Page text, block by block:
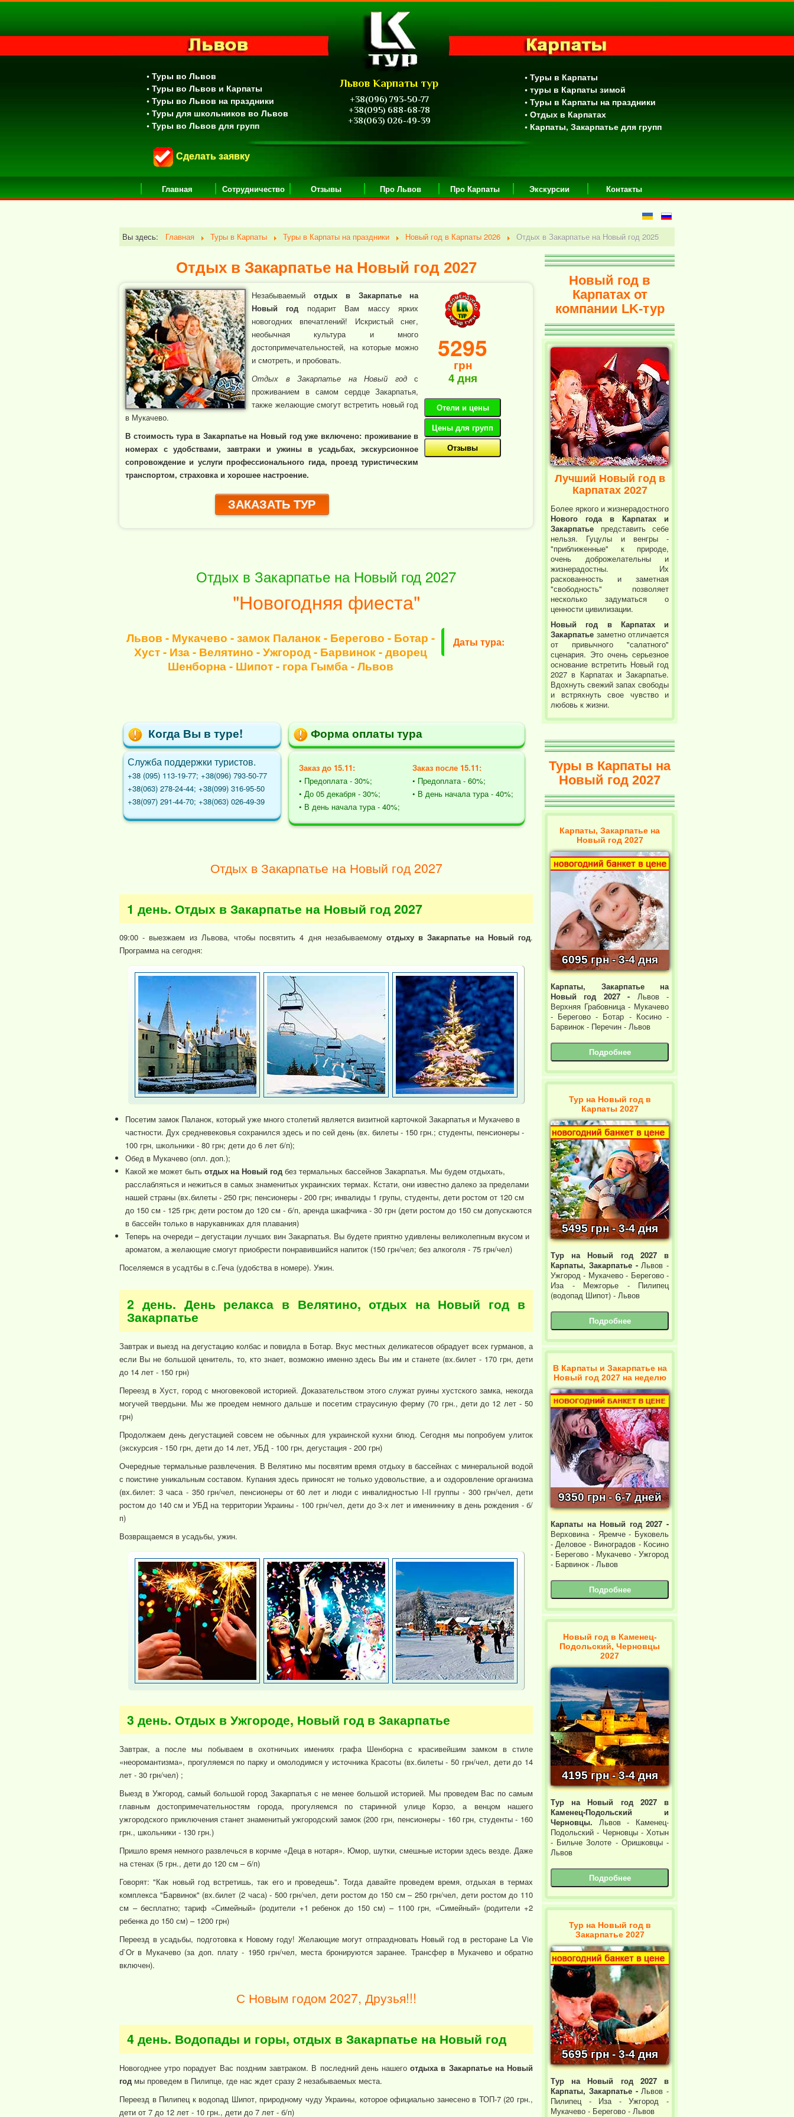
• Туры во Львов
• Туры во Львов и Карпаты
• Туры во Львов на праздники
• Туры для школьников во Львов
• Туры во Львов для групп
Львов Карпаты тур
+38(096) 793-50-77
+38(095) 688-68-78
+38(063) 026-49-39
• Туры в Карпаты
• туры в Карпаты зимой
• Туры в Карпаты на праздники
• Отдых в Карпатах
• Карпаты, Закарпатье для групп
Сделать заявку
Главная Сотрудничество Отзывы Про Львов Про Карпаты Экскурсии Контакты
Вы здесь: Главная Туры в Карпаты Туры в Карпаты на праздники Новый год в Карпаты 2026 Отдых в Закарпатье на Новый год 2025
Отдых в Закарпатье на Новый год 2027
Незабываемый отдых в Закарпатье на
Новый год подарит Вам массу ярких
новогодних впечатлений! Искристый снег,
необычная культура и много
достопримечательностей, на которые можно
и смотреть, и пробовать.
Отдых в Закарпатье на Новый годс
проживанием в самом сердце Закарпатья,
также желающие смогут встретить новый год
в Мукачево.
В стоимость тура в Закарпатье на Новый год уже включено: проживание в
номерах с удобствами, завтраки и ужины в усадьбах, экскурсионное
сопровождение и услуги профессионального гида, проезд туристическим
транспортом, страховка и хорошее настроение.
ЗАКАЗАТЬ ТУР
5295
грн
4 дня
Отели и цены
Цены для групп
Отзывы
Отдых в Закарпатье на Новый год 2027
"Новогодняя фиеста"
Даты тура:
Львов - Мукачево - замок Паланок - Берегово - Ботар -
Хуст - Иза - Велятино - Ужгород - Барвинок - дворец
Шенборна - Шипот - гора Гымба - Львов
Когда Вы в туре!
Служба поддержки туристов.
+38 (095) 113-19-77; +38(096) 793-50-77
+38(063) 278-24-44; +38(099) 316-95-50
+38(097) 291-44-70; +38(063) 026-49-39
Форма оплаты тура
Заказ до 15.11:
• Предоплата - 30%;
• До 05 декабря - 30%;
• В день начала тура - 40%;
Заказ после 15.11:
• Предоплата - 60%;
• В день начала тура - 40%;
Отдых в Закарпатье на Новый год 2027
1 день. Отдых в Закарпатье на Новый год 2027
09:00 - выезжаем из Львова, чтобы посвятить 4 дня незабываемому отдыху в Закарпатье на Новый год.
Программа на сегодня:
Посетим замок Паланок, который уже много столетий является визитной карточкой Закарпатья и Мукачево в
частности. Дух средневековья сохранился здесь и по сей день (вх. билеты - 150 грн.; студенты, пенсионеры -
100 грн, школьники - 80 грн; дети до 6 лет б/п);
Обед в Мукачево (опл. доп.);
Какой же может быть отдых на Новый год без термальных бассейнов Закарпатья. Мы будем отдыхать,
расслабляться и нежиться в самых знаменитых украинских термах. Кстати, они известно далеко за пределами
нашей страны (вх.билеты - 250 грн; пенсионеры - 200 грн; инвалиды 1 групы, студенты, дети ростом от 120 см
до 150 см - 125 грн; дети ростом до 120 см - б/п, аренда шкафчика - 30 грн (дети ростом до 150 см допускаются
в бассейн только в нарукавниках для плавания)
Теперь на очереди – дегустации лучших вин Закарпатья. Вы будете приятно удивлены великолепным вкусом и
ароматом, а желающие смогут приобрести понравившийся напиток (150 грн/чел; без алкоголя - 75 грн/чел)
Поселяемся в усадтбы в с.Геча (удобства в номере). Ужин.
2 день. День релакса в Велятино, отдых на Новый год в
Закарпатье
Завтрак и выезд на дегустацию колбас и повидла в Ботар. Вкус местных деликатесов обрадует всех гурманов, а
если Вы не большой ценитель, то, кто знает, возможно именно здесь Вы им и станете (вх.билет - 170 грн, дети
до 14 лет - 150 грн)
Переезд в Хуст, город с многовековой историей. Доказательством этого служат руины хустского замка, некогда
могучей твердыни. Мы же проедем немного дальше и посетим страусиную ферму (70 грн., дети до 12 лет - 50
грн)
Продолжаем день дегустацией совсем не обычных для украинской кухни блюд. Сегодня мы попробуем улиток
(экскурсия - 150 грн, дети до 14 лет, УБД - 100 грн, дегустация - 200 грн)
Очередные термальные развлечения. В Велятино мы посвятим время отдыху в бассейнах с минеральной водой
с поистине уникальным составом. Купания здесь приносят не только удовольствие, а и оздоровление организма
(вх.билет: 3 часа - 350 грн/чел, пенсионеры от 60 лет и люди с инвалидностью I-II группы - 300 грн/чел, дети
ростом до 140 см и УБД на территории Украины - 100 грн/чел, дети до 3-х лет и имениннику в день рождения - б/
п)
Возвращаемся в усадьбы, ужин.
3 день. Отдых в Ужгороде, Новый год в Закарпатье
Завтрак, а после мы побываем в охотничьих имениях графа Шенборна с красивейшим замком в стиле
«неоромантизма», прогуляемся по парку и омолодимся у источника Красоты (вх.билеты - 50 грн/чел, дети до 14
лет - 30 грн/чел) ;
Выезд в Ужгород, самый большой город Закарпатья с не менее большой историей. Мы проведем Вас по самым
главным достопримечательностям города, прогуляемся по старинной улице Корзо, а венцом нашего
ужгородского приключения станет знаменитый ужгородский замок (200 грн, пенсионеры - 160 грн, студенты - 160
грн., школьники - 130 грн.)
Пришло время немного развлечься в корчме «Деца в нотаря». Юмор, шутки, смешные истории здесь везде. Даже
на стенах (5 грн., дети до 120 см – б/п)
Говорят: "Как новый год встретишь, так его и проведешь". Тогда давайте проведем время, отдыхая в термах
комплекса "Барвинок" (вх.билет (2 часа) - 500 грн/чел, дети ростом до 150 см – 250 грн/чел, дети ростом до 110
см – бесплатно; тариф «Симейный» (родители +1 ребенок до 150 см) – 1100 грн, «Симейный» (родители +2
ребенка до 150 см) – 1200 грн)
Переезд в усадьбы, подготовка к Новому году! Желающие могут отпраздновать Новый год в ресторане La Vie
d`Or в Мукачево (за доп. плату - 1950 грн/чел, места бронируются заранее. Трансфер в Мукачево и обратно
включен).
С Новым годом 2027, Друзья!!!
4 день. Водопады и горы, отдых в Закарпатье на Новый год
Новогоднее утро порадует Вас поздним завтраком. В последний день нашегоотдыха в Закарпатье на Новый
год мы проведем в Пилипце, где нас ждет сразу 2 незабываемых места.
Переезд в Пилипец к водопад Шипот, природному чуду Украины, которое официально занесено в ТОП-7 (20 грн.,
дети от 7 до 12 лет - 10 грн., дети до 7 лет - б/п)
Новый год в
Карпатах от
компании LK-тур
Лучший Новый год в
Карпатах 2027
Более яркого и жизнерадостного
Нового года в Карпатах и
Закарпатье представить себе
нельзя. Гуцулы и венгры -
"приближенные" к природе,
очень доброжелательны и
жизнерадостны. Их
раскованность и заметная
"свободность" позволяет
несколько задуматься о
ценности цивилизации.
Новый год в Карпатах и
Закарпатье заметно отличается
от привычного "салатного"
сценария. Это очень серьезное
основание встретить Новый год
2027 в Карпатах и Закарпатье.
Вдохнуть свежий запах свободы
и встряхнуть свое чувство и
любовь к жизни.
Туры в Карпаты на
Новый год 2027
Карпаты, Закарпатье на
Новый год 2027
6095 грн - 3-4 дня
Карпаты, Закарпатье на
Новый год 2027 - Львов -
Верхняя Грабовница - Мукачево
- Берегово - Ботар - Косино -
Барвинок - Перечин - Львов
Подробнее
Тур на Новый год в
Карпаты 2027
5495 грн - 3-4 дня
Тур на Новый год 2027 в
Карпаты, Закарпатье -Львов -
Ужгород - Мукачево - Берегово -
Иза - Межгорье - Пилипец
(водопад Шипот) - Львов
Подробнее
В Карпаты и Закарпатье на
Новый год 2027 на неделю
9350 грн - 6-7 дней
Карпаты на Новый год 2027 -
Верховина - Яремче - Буковель
- Деловое - Виноградов - Косино
- Берегово - Мукачево - Ужгород
- Барвинок - Львов
Подробнее
Новый год в Каменец-
Подольский, Черновцы
2027
4195 грн - 3-4 дня
Тур на Новый год 2027 в
Каменец-Подольский и
Черновцы. Львов - Каменец-
Подольский - Черновцы - Хотын
- Бильче Золоте - Оришковцы -
Львов
Подробнее
Тур на Новый год в
Закарпатье 2027
5695 грн - 3-4 дня
Тур на Новый год 2027 в
Карпаты, Закарпатье -Львов -
Пилипец - Иза - Ужгород -
Мукачево - Берегово - Львов